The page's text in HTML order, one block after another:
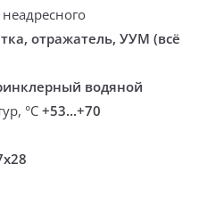
отражатель, УУМ (всё
водяной
°С +53...+70